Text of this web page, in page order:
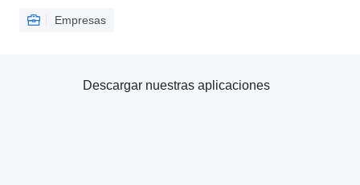
Empresas
Descargar nuestras aplicaciones